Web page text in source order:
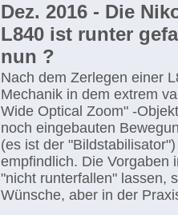
Dez. 2016 - Die
L840 ist runter
nun ?
Nach dem Zerlegen einer
Mechanik in dem extrem
Wide Optical Zoom" -
noch eingebauten
(es ist der
empfindlich. Die Vorgaben
"nicht runterfallen" lassen,
Wünsche, aber in der